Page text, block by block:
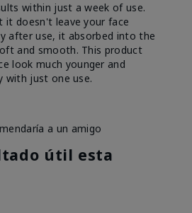
within just a week of use.
it doesn't leave your face
after use, it absorbed into the
and smooth. This product
look much younger and
with just one use.
a un amigo
útil esta